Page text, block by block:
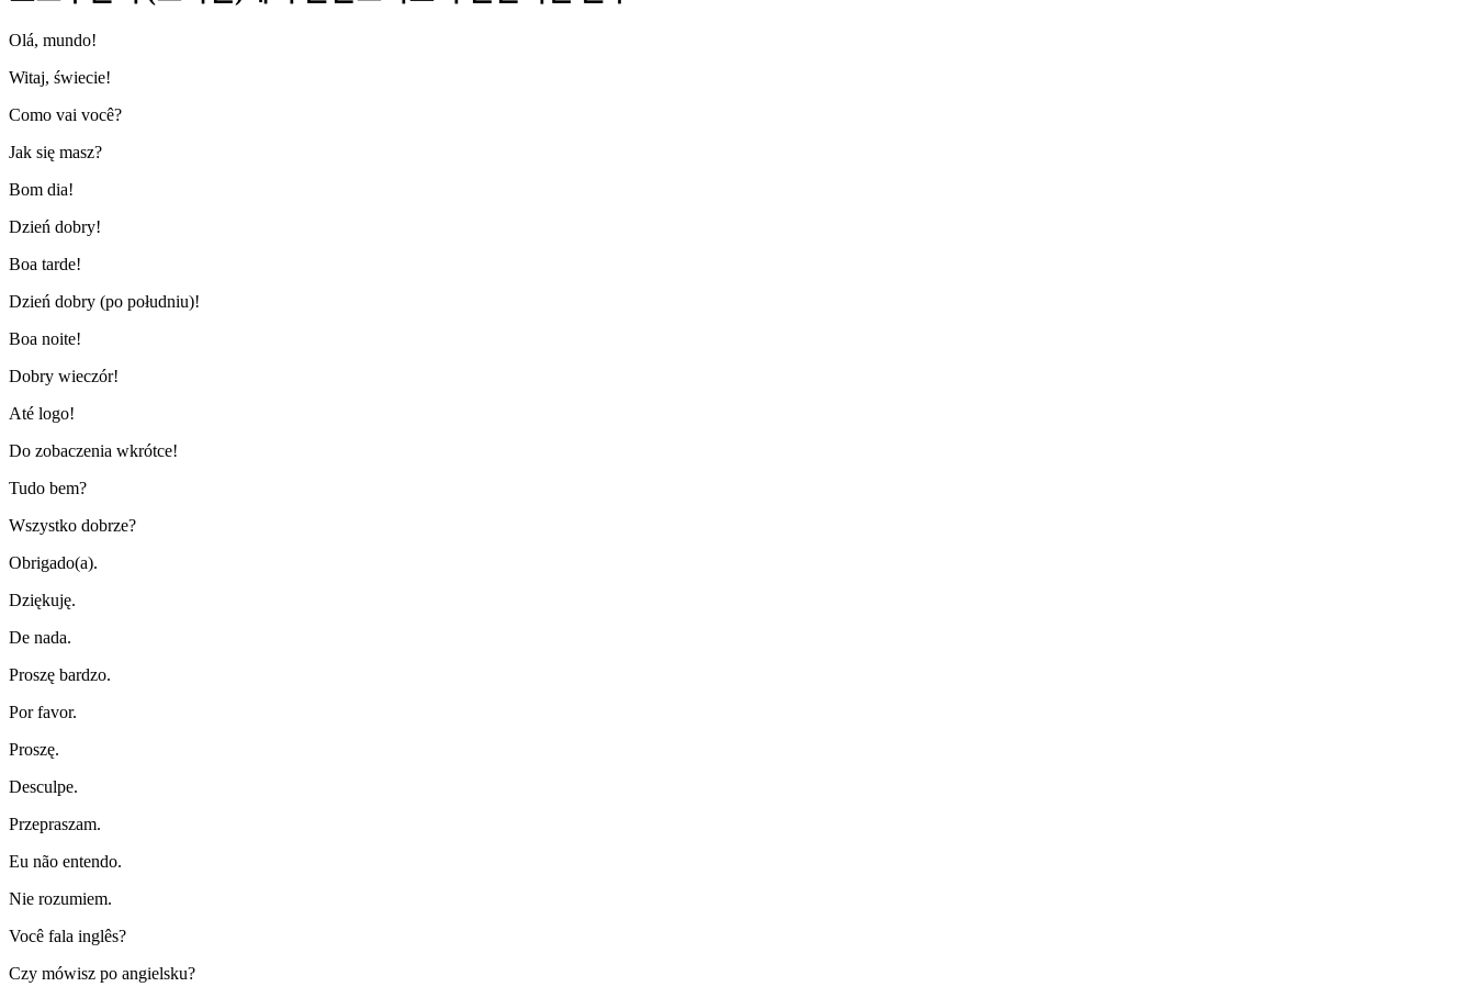
Olá, mundo!
Witaj, świecie!
Como vai você?
Jak się masz?
Bom dia!
Dzień dobry!
Boa tarde!
Dzień dobry (po południu)!
Boa noite!
Dobry wieczór!
Até logo!
Do zobaczenia wkrótce!
Tudo bem?
Wszystko dobrze?
Obrigado(a).
Dziękuję.
De nada.
Proszę bardzo.
Por favor.
Proszę.
Desculpe.
Przepraszam.
Eu não entendo.
Nie rozumiem.
Você fala inglês?
Czy mówisz po angielsku?